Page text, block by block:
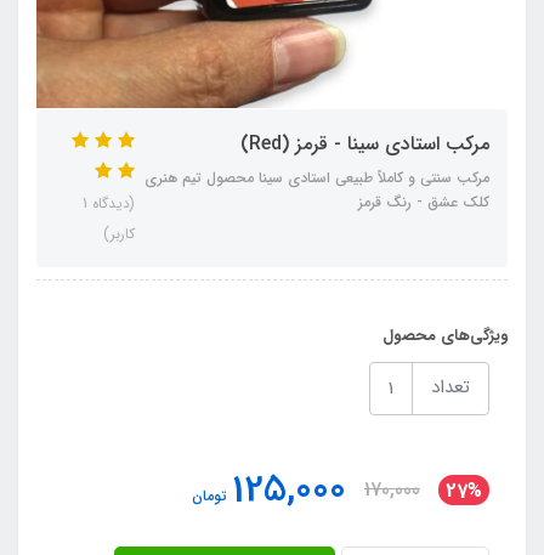
مرکب استادی سینا - قرمز (Red)
مرکب سنتی و کاملاً طبیعی استادی سینا محصول تیم هنری
کلک عشق - رنگ قرمز
(دیدگاه 1
کاربر)
ویژگی‌های محصول
تعداد
27%
170,000
125,000 تومان